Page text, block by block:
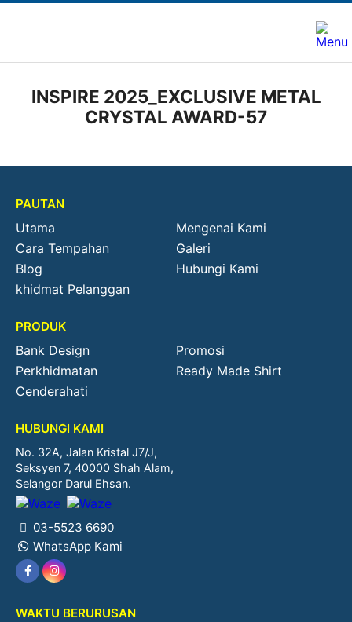
INSPIRE 2025_EXCLUSIVE METAL
CRYSTAL AWARD-57
PAUTAN
Utama
Mengenai Kami
Cara Tempahan
Galeri
Blog
Hubungi Kami
khidmat Pelanggan
PRODUK
Bank Design
Promosi
Perkhidmatan
Ready Made Shirt
Cenderahati
HUBUNGI KAMI
No. 32A, Jalan Kristal J7/J,
Seksyen 7, 40000 Shah Alam,
Selangor Darul Ehsan.
03-5523 6690
WhatsApp Kami
WAKTU BERURUSAN